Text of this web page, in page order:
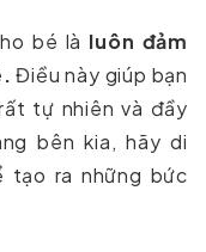
bé là luôn đảm
Điều này giúp bạn
tự nhiên và đầy
bên kia, hãy di
tạo ra những bức